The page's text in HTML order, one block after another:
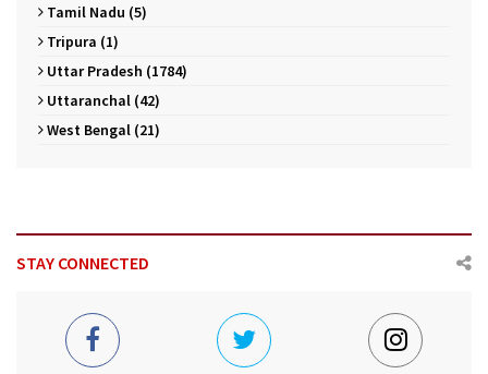
Tamil Nadu (5)
Tripura (1)
Uttar Pradesh (1784)
Uttaranchal (42)
West Bengal (21)
STAY CONNECTED